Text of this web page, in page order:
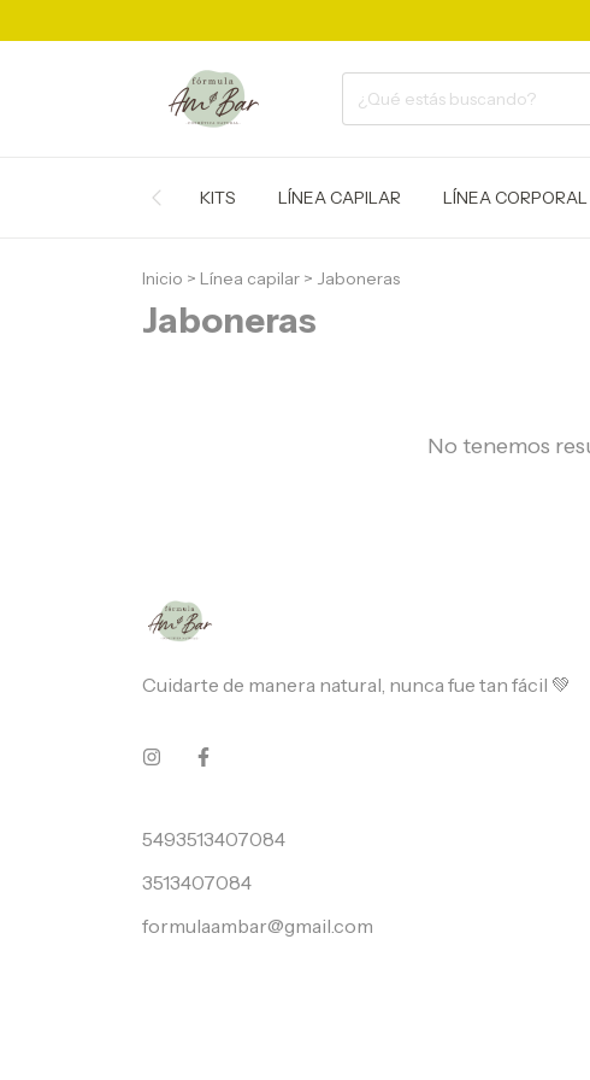
KITS LÍNEA CAPILAR LÍNEA CORPORAL
Inicio > Línea capilar > Jaboneras
Jaboneras
No tenemos
Cuidarte de manera natural, nunca fue tan fácil 💚
5493513407084
3513407084
formulaambar@gmail.com